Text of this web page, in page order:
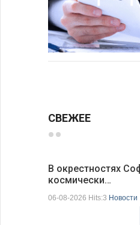
СВЕЖЕЕ
В окрестностях
космически…
06-08-2026 Hits:3 Новости